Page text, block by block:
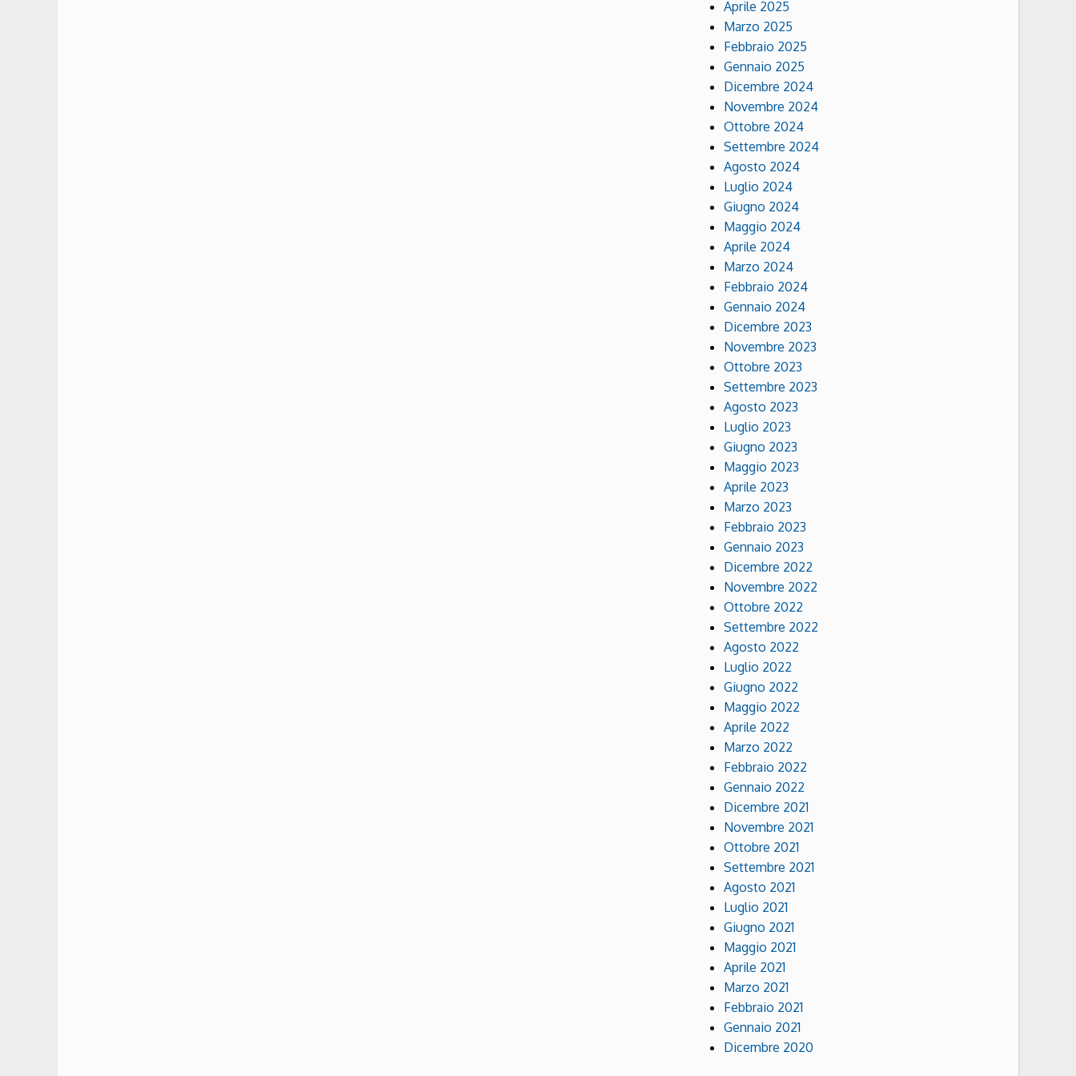
Aprile 2025
Marzo 2025
Febbraio 2025
Gennaio 2025
Dicembre 2024
Novembre 2024
Ottobre 2024
Settembre 2024
Agosto 2024
Luglio 2024
Giugno 2024
Maggio 2024
Aprile 2024
Marzo 2024
Febbraio 2024
Gennaio 2024
Dicembre 2023
Novembre 2023
Ottobre 2023
Settembre 2023
Agosto 2023
Luglio 2023
Giugno 2023
Maggio 2023
Aprile 2023
Marzo 2023
Febbraio 2023
Gennaio 2023
Dicembre 2022
Novembre 2022
Ottobre 2022
Settembre 2022
Agosto 2022
Luglio 2022
Giugno 2022
Maggio 2022
Aprile 2022
Marzo 2022
Febbraio 2022
Gennaio 2022
Dicembre 2021
Novembre 2021
Ottobre 2021
Settembre 2021
Agosto 2021
Luglio 2021
Giugno 2021
Maggio 2021
Aprile 2021
Marzo 2021
Febbraio 2021
Gennaio 2021
Dicembre 2020